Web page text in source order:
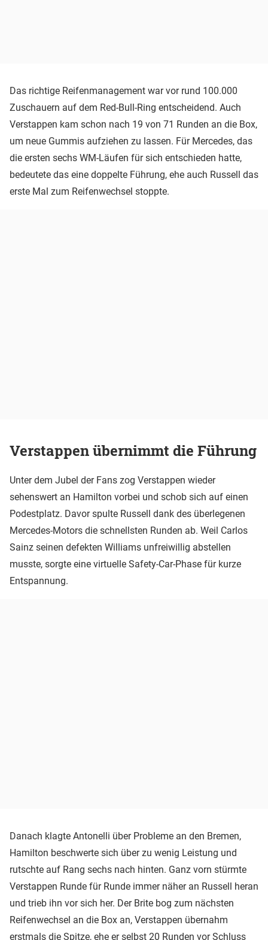
Das richtige Reifenmanagement war vor rund 100.000
Zuschauern auf dem Red-Bull-Ring entscheidend. Auch
Verstappen kam schon nach 19 von 71 Runden an die Box,
um neue Gummis aufziehen zu lassen. Für Mercedes, das
die ersten sechs WM-Läufen für sich entschieden hatte,
bedeutete das eine doppelte Führung, ehe auch Russell das
erste Mal zum Reifenwechsel stoppte.
Verstappen übernimmt die Führung
Unter dem Jubel der Fans zog Verstappen wieder
sehenswert an Hamilton vorbei und schob sich auf einen
Podestplatz. Davor spulte Russell dank des überlegenen
Mercedes-Motors die schnellsten Runden ab. Weil Carlos
Sainz seinen defekten Williams unfreiwillig abstellen
musste, sorgte eine virtuelle Safety-Car-Phase für kurze
Entspannung.
Danach klagte Antonelli über Probleme an den Bremen,
Hamilton beschwerte sich über zu wenig Leistung und
rutschte auf Rang sechs nach hinten. Ganz vorn stürmte
Verstappen Runde für Runde immer näher an Russell heran
und trieb ihn vor sich her. Der Brite bog zum nächsten
Reifenwechsel an die Box an, Verstappen übernahm
erstmals die Spitze, ehe er selbst 20 Runden vor Schluss